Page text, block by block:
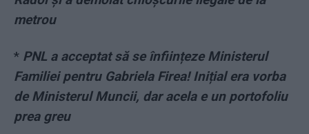
metrou
* PNL a acceptat să se înființeze Ministerul
Familiei pentru Gabriela Firea! Inițial era vorba
de Ministerul Muncii, dar acela e un portofoliu
prea greu